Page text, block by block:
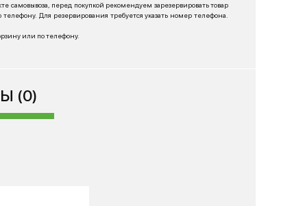
самовывоза, перед покупкой рекомендуем зарезервировать товар
Для резервирования требуется указать номер телефона.
или по телефону.
(0)